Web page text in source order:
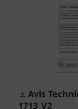
Avis
1713_V2